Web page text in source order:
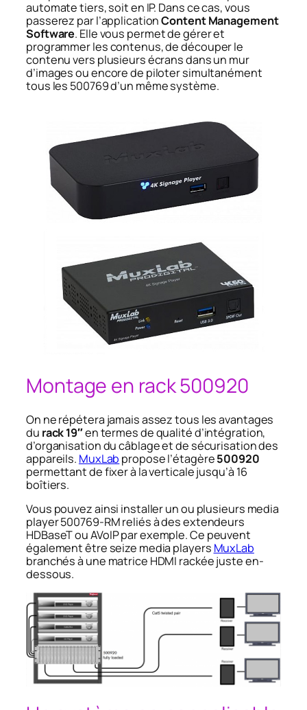
automate tiers, soit en IP. Dans ce cas, vous
passerez par l’applicationContent Management
Software. Elle vous permet de gérer et
programmer les contenus, de découper le
contenu vers plusieurs écrans dans un mur
d’images ou encore de piloter simultanément
tous les 500769 d’un même système.
Montage en rack 500920
On ne répétera jamais assez tous les avantages
du rack 19″en termes de qualité d’intégration,
d’organisation du câblage et de sécurisation des
appareils. MuxLab propose l’étagère500920
permettant de fixer à la verticale jusqu’à 16
boîtiers.
Vous pouvez ainsi installer un ou plusieurs media
player 500769-RM reliés à des extendeurs
HDBaseT ou AVoIP par exemple. Ce peuvent
également être seize media players MuxLab
branchés à une matrice HDMI rackée juste en-
dessous.